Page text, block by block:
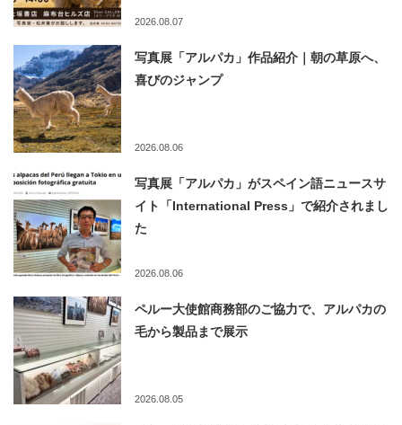
2026.08.07
写真展「アルパカ」作品紹介｜朝の草原へ、
喜びのジャンプ
2026.08.06
写真展「アルパカ」がスペイン語ニュースサ
イト「International Press」で紹介されまし
た
2026.08.06
ペルー大使館商務部のご協力で、アルパカの
毛から製品まで展示
2026.08.05